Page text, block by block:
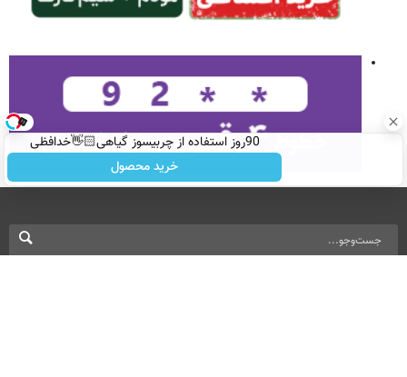
90روز استفاده از چربیسوز گیاهی👋🏻خدافظی
همیشگی با چاقی!خرید با تخفیف
خرید محصول